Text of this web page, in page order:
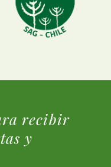
recibir
y